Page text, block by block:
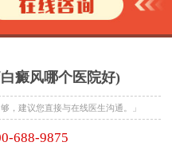
癜风哪个医院好)
，建议您直接与在线医生沟通。」
688-9875